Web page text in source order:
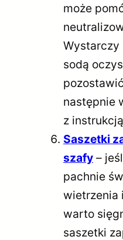
może
Wystarczy
sodą
następnie
z
Saszetki
szafy –
pachnie
wietrzenia
warto
saszetki